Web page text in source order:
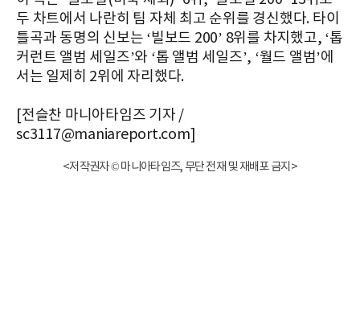
두 차트에서 나란히 팀 자체 최고 순위를 경신했다. 타이
틀곡과 동명의 신보는 ‘빌보드 200’ 8위를 차지했고, ‘톱
커런트 앨범 세일즈’와 ‘톱 앨범 세일즈’, ‘월드 앨범’에
서는 일제히 2위에 자리했다.
[전슬찬 마니아타임즈 기자 /
sc3117@maniareport.com]
<저작권자 © 마니아타임즈, 무단 전재 및 재배포 금지>